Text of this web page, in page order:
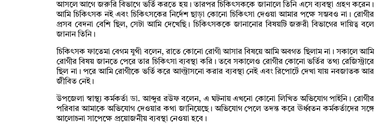
আসলে আগে জরুরি বিভাগে ভর্তি করতে হয়। তারপর চিকিৎসককে জানালে তিনি এসে ব্যবস্থা গ্রহণ করেন।
আমি চিকিৎসক নই এবং চিকিৎসকের নির্দেশ ছাড়া কোনো চিকিৎসা দেওয়া আমার পক্ষে সম্ভবও না। রোগীর
প্রসব বেদনা বেশি ছিল, সেটা আমি দেখেছি। চিকিৎসককে জানানোর বিষয়টি জরুরী বিভাগের দায়িত্ব বলে
জানান তিনি।
চিকিৎসক ফাতেমা বেগম যুথী বলেন, রাতে কোনো রোগী আসার বিষয়ে আমি অবগত ছিলাম না। সকালে আমি
রোগীর বিষয় জানতে পেরে তার চিকিৎসা ব্যবস্থা করি। তবে সকালেও রোগীর কোনো ভর্তির তথ্য রেজিস্ট্রারে
ছিল না। পরে আমি রোগীকে ভর্তি করে আল্ট্রাসনো করার ব্যবস্থা নেই এবং রিপোর্টে দেখা যায় নবজাতক আর
জীবিত নেই।
উপজেলা স্বাস্থ্য কর্মকর্তা ডা. আব্দুর রউফ বলেন, এ ঘটনায় এখনো কোনো লিখিত অভিযোগ পাইনি। রোগীর
পরিবার আমাকে অভিযোগ দেওয়ার কথা জানিয়েছে। অভিযোগ পেলে তদন্ত করে ঊর্ধ্বতন কর্মকর্তাদের সঙ্গে
আলোচনা সাপেক্ষে প্রয়োজনীয় ব্যবস্থা নেওয়া হবে।